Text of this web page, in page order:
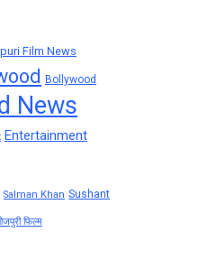
Film News
Bollywood
News
Entertainment
Salman Khan Sushant
फिल्म